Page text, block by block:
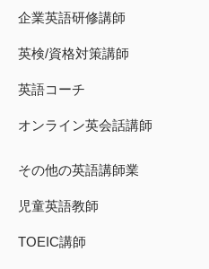
企業英語研修講師
英検/資格対策講師
英語コーチ
オンライン英会話講師
その他の英語講師業
児童英語教師
TOEIC講師